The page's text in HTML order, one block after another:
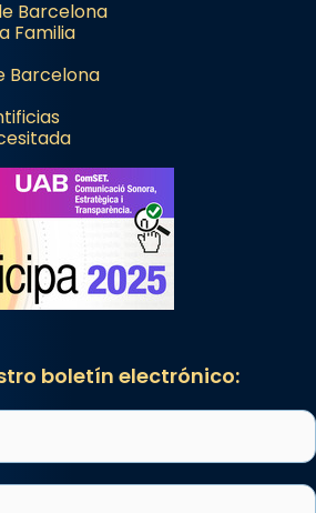
Barcelona
Familia
Barcelona
boletín electrónico: